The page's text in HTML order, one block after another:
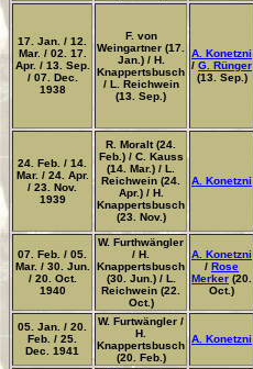
17. Jan. / 12.
Mar. / 02. 17.
Apr. / 13. Sep.
/ 07. Dec.
1938
F. von
Weingartner (17.
Jan.) / H.
Knappertsbusch
/ L. Reichwein
(13. Sep.)
A. Konetzni
/ G. Rünger
(13. Sep.)
24. Feb. / 14.
Mar. / 24. Apr.
/ 23. Nov.
1939
R. Moralt (24.
Feb.) / C. Kauss
(14. Mar.) / L.
Reichwein (24.
Apr.) / H.
Knappertsbusch
(23. Nov.)
A. Konetzni
07. Feb. / 05.
Mar. / 30. Jun.
/ 20. Oct.
1940
W. Furthwängler
/ H.
Knappertsbusch
(30. Jun.) / L.
Reichwein (22.
Oct.)
A. Konetzni
/ Rose
Merker (20.
Oct.)
05. Jan. / 20.
Feb. / 25.
Dec. 1941
W. Furtwängler /
H.
Knappertsbusch
(20. Feb.)
A. Konetzni